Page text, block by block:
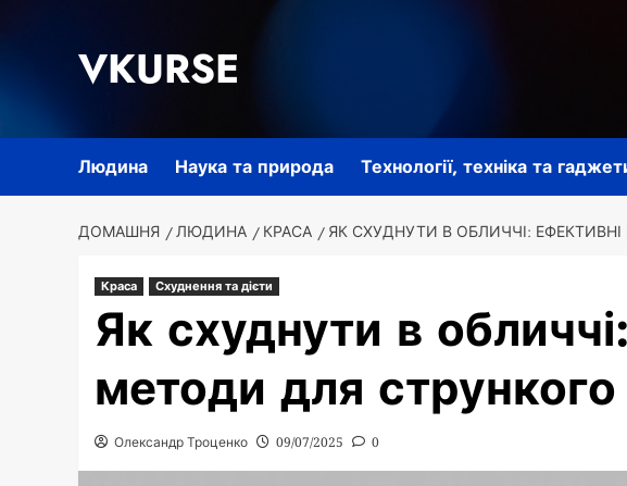
VKURSE
Людина Наука та природа Технології, техніка та
ДОМАШНЯ ЛЮДИНА КРАСА ЯК СХУДНУТИ В ОБЛИЧЧІ:
Краса Схуднення та дієти
Як схуднути в
методи для
Олександр Троценко 09/07/2025 0